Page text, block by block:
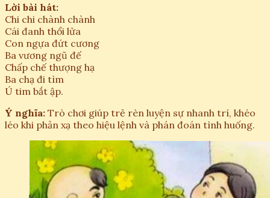
Lời bài hát:
Chi chi chành chành
Cái đanh thổi lửa
Con ngựa đứt cương
Ba vương ngũ đế
Chấp chế thượng hạ
Ba chạ đi tìm
Ú tim bắt ập.
Ý nghĩa: Trò chơi giúp trẻ rèn luyện sự nhanh trí, khéo
léo khi phản xạ theo hiệu lệnh và phán đoán tình huống.